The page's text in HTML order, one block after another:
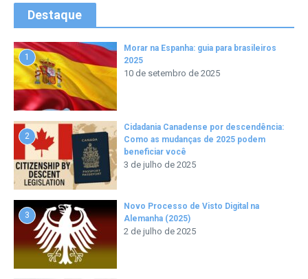
Destaque
1
Morar na Espanha: guia para brasileiros
2025
10 de setembro de 2025
2
Cidadania Canadense por descendência:
Como as mudanças de 2025 podem
beneficiar você
3 de julho de 2025
3
Novo Processo de Visto Digital na
Alemanha (2025)
2 de julho de 2025